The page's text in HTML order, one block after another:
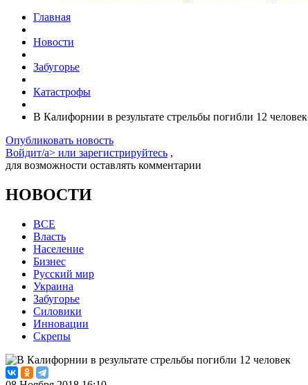
Главная
Новости
Забугорье
Катастрофы
В Калифорнии в результате стрельбы погибли 12 человек
Опубликовать новость
Войдит/a> или зарегистрируйтесь ,
для возможности оставлять комментарии
НОВОСТИ
ВСЕ
Власть
Население
Бизнес
Русский мир
Украина
Забугорье
Силовики
Инновации
Скрепы